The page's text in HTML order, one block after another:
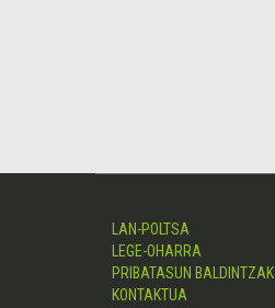
LAN-POLTSA
LEGE-OHARRA
PRIBATASUN BALDINTZAK
KONTAKTUA